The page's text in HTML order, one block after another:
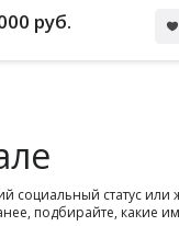
руб.
статус
подбирайте, какие